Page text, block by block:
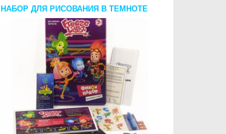
НАБОР ДЛЯ РИСОВАНИЯ В ТЕМНОТЕ
FREEZE LIGHT ФИКСИКИ ЦИРК